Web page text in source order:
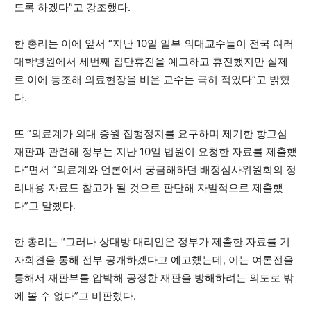
도록 하겠다”고 강조했다.
한 총리는 이에 앞서 “지난 10일 일부 의대교수들이 전국 여러
대학병원에서 세번째 집단휴진을 예고하고 휴진했지만 실제
로 이에 동조해 의료현장을 비운 교수는 극히 적었다”고 밝혔
다.
또 “의료계가 의대 증원 집행정지를 요구하며 제기한 항고심
재판과 관련해 정부는 지난 10일 법원이 요청한 자료를 제출했
다”면서 “의료계와 언론에서 궁금해하던 배정심사위원회의 정
리내용 자료도 참고가 될 것으로 판단해 자발적으로 제출했
다”고 말했다.
한 총리는 “그러나 상대방 대리인은 정부가 제출한 자료를 기
자회견을 통해 전부 공개하겠다고 예고했는데, 이는 여론전을
통해서 재판부를 압박해 공정한 재판을 방해하려는 의도로 밖
에 볼 수 없다”고 비판했다.